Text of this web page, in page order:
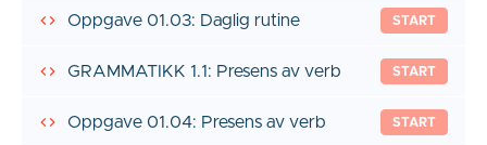
Oppgave 01.03: Daglig rutine START
GRAMMATIKK 1.1: Presens av verb START
Oppgave 01.04: Presens av verb START